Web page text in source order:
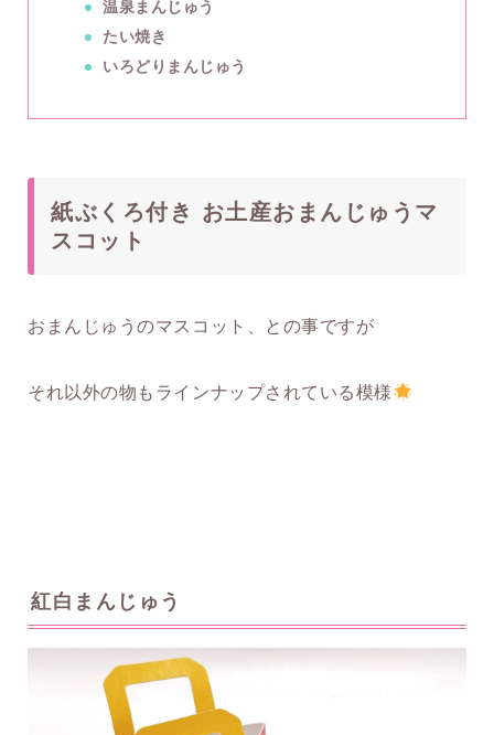
温泉まんじゅう
たい焼き
いろどりまんじゅう
紙ぶくろ付き お土産おまんじゅうマ
スコット
おまんじゅうのマスコット、との事ですが
それ以外の物もラインナップされている模様
紅白まんじゅう